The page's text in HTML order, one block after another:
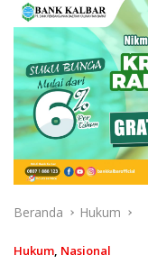
Beranda Hukum
Hukum, Nasional